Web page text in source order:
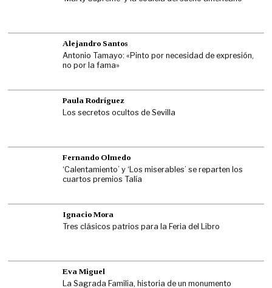
Alejandro Santos
Antonio Tamayo: «Pinto por necesidad de expresión,
no por la fama»
Paula Rodríguez
Los secretos ocultos de Sevilla
Fernando Olmedo
‘Calentamiento’ y ‘Los miserables’ se reparten los
cuartos premios Talía
Ignacio Mora
Tres clásicos patrios para la Feria del Libro
Eva Miguel
La Sagrada Familia, historia de un monumento